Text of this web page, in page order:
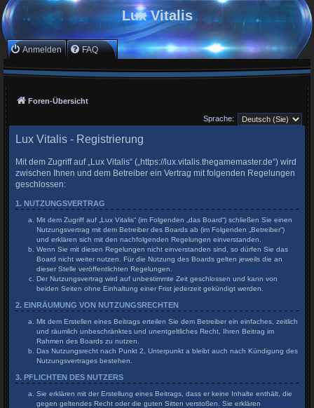
Lux Vitalis
Anmelden FAQ
Foren-Übersicht
Sprache:
Lux Vitalis - Registrierung
Mit dem Zugriff auf „Lux Vitalis“ („https://lux.vitalis.thegamemaster.de“) wird
zwischen Ihnen und dem Betreiber ein Vertrag mit folgenden Regelungen
geschlossen:
1. NUTZUNGSVERTRAG
Mit dem Zugriff auf „Lux Vitalis“ (im Folgenden „das Board“) schließen Sie einen
Nutzungsvertrag mit dem Betreiber des Boards ab (im Folgenden „Betreiber“)
und erklären sich mit den nachfolgenden Regelungen einverstanden.
Wenn Sie mit diesen Regelungen nicht einverstanden sind, so dürfen Sie das
Board nicht weiter nutzen. Für die Nutzung des Boards gelten jeweils die an
dieser Stelle veröffentlichten Regelungen.
Der Nutzungsvertrag wird auf unbestimmte Zeit geschlossen und kann von
beiden Seiten ohne Einhaltung einer Frist jederzeit gekündigt werden.
2. EINRÄUMUNG VON NUTZUNGSRECHTEN
Mit dem Erstellen eines Beitrags erteilen Sie dem Betreiber ein einfaches, zeitlich
und räumlich unbeschränktes und unentgeltliches Recht, Ihren Beitrag im
Rahmen des Boards zu nutzen.
Das Nutzungsrecht nach Punkt 2, Unterpunkt a bleibt auch nach Kündigung des
Nutzungsvertrages bestehen.
3. PFLICHTEN DES NUTZERS
Sie erklären mit der Erstellung eines Beitrags, dass er keine Inhalte enthält, die
gegen geltendes Recht oder die guten Sitten verstoßen. Sie erklären